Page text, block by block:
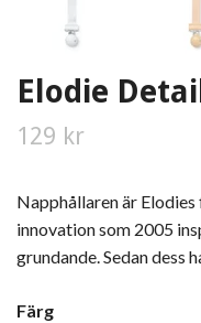
Elodie
129 kr
Napphållaren är
innovation som 2005
grundande. Sedan
Färg